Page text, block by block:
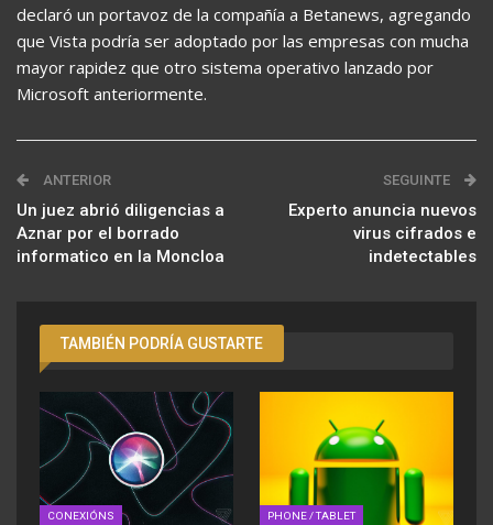
declaró un portavoz de la compañía a Betanews, agregando
que Vista podría ser adoptado por las empresas con mucha
mayor rapidez que otro sistema operativo lanzado por
Microsoft anteriormente.
ANTERIOR
Un juez abrió diligencias a
Aznar por el borrado
informatico en la Moncloa
SEGUINTE
Experto anuncia nuevos
virus cifrados e
indetectables
TAMBIÉN PODRÍA GUSTARTE
CONEXIÓNS PHONE / TABLET